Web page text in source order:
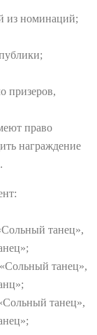
из номинаций;
призеров,
право
награждение
танец»,
танец»,
танец»,